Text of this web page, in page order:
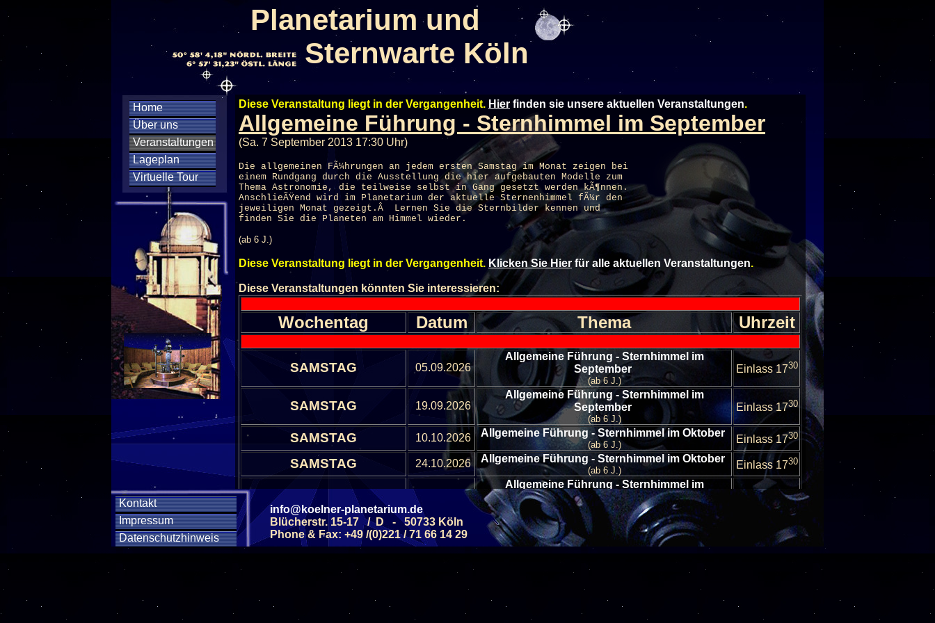
Planetarium und
Sternwarte Köln
Home
Über uns
Veranstaltungen
Lageplan
Virtuelle Tour
Kontakt
Impressum
Datenschutzhinweis
Diese Veranstaltung liegt in der Vergangenheit. Hier finden sie unsere aktuellen Veranstaltungen.
Allgemeine Führung - Sternhimmel im September
(Sa. 7 September 2013 17:30 Uhr)
Die allgemeinen FÃ¼hrungen an jedem ersten Samstag im Monat zeigen bei
einem Rundgang durch die Ausstellung die hier aufgebauten Modelle zum
Thema Astronomie, die teilweise selbst in Gang gesetzt werden kÃ¶nnen.
AnschlieÃŸend wird im Planetarium der aktuelle Sternenhimmel fÃ¼r den
jeweiligen Monat gezeigt.Â Lernen Sie die Sternbilder kennen und
finden Sie die Planeten am Himmel wieder.
(ab 6 J.)
Diese Veranstaltung liegt in der Vergangenheit. Klicken Sie Hier für alle aktuellen Veranstaltungen.
Diese Veranstaltungen könnten Sie interessieren:
Wochentag Datum Thema Uhrzeit
SAMSTAG 05.09.2026
Allgemeine Führung - Sternhimmel im
September
(ab 6 J.)
Einlass 1730
SAMSTAG 19.09.2026
Allgemeine Führung - Sternhimmel im
September
(ab 6 J.)
Einlass 1730
SAMSTAG 10.10.2026 Allgemeine Führung - Sternhimmel im Oktober
(ab 6 J.) Einlass 1730
SAMSTAG 24.10.2026 Allgemeine Führung - Sternhimmel im Oktober
(ab 6 J.) Einlass 1730
SAMSTAG 07.11.2026
Allgemeine Führung - Sternhimmel im
November
(ab 6 J.)
Einlass 1730
SAMSTAG 21.11.2026
Allgemeine Führung - Sternhimmel im
November
(ab 6 J.)
Einlass 1730
SAMSTAG 05.12.2026
Dezember
Alle Veranstaltungen Alle Veranstaltungs Bescheibungen
info@koelner-planetarium.de
Blücherstr. 15-17 / D - 50733 Köln
Phone & Fax: +49 /(0)221 / 71 66 14 29